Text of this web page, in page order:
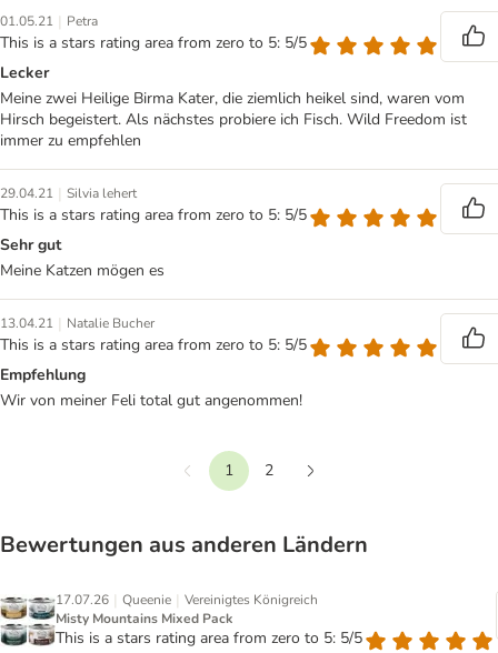
01.05.21 | Petra
This is a stars rating area from zero to 5: 5/5
Lecker
Meine zwei Heilige Birma Kater, die ziemlich heikel sind, waren vom
Hirsch begeistert. Als nächstes probiere ich Fisch. Wild Freedom ist
immer zu empfehlen
29.04.21 | Silvia lehert
This is a stars rating area from zero to 5: 5/5
Sehr gut
Meine Katzen mögen es
13.04.21 | Natalie Bucher
This is a stars rating area from zero to 5: 5/5
Empfehlung
Wir von meiner Feli total gut angenommen!
Vorherige
1
2
Bewertungen aus anderen Ländern
17.07.26 | Queenie | Vereinigtes Königreich
Misty Mountains Mixed Pack
This is a stars rating area from zero to 5: 5/5